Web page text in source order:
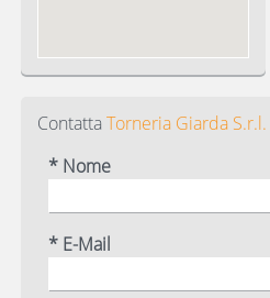
ContattaTorneria Giarda S.r.l.
* Nome
* E-Mail